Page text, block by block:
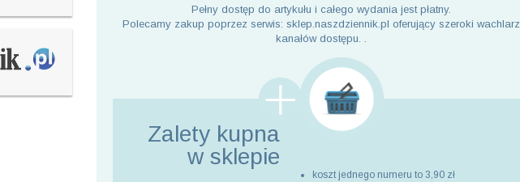
Pełny dostęp do artykułu i całego wydania jest płatny.
Polecamy zakup poprzez serwis: sklep.naszdziennik.pl oferujący szeroki wachlarz
kanałów dostępu. .
Zalety kupna
w sklepie
koszt jednego numeru to 3,90 zł